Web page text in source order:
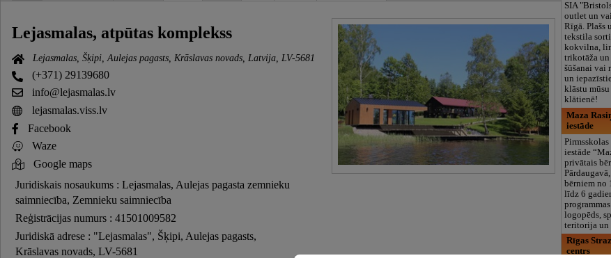
Lejasmalas, atpūtas komplekss
Lejasmalas, Šķipi, Aulejas pagasts, Krāslavas novads, Latvija, LV-5681
(+371) 29139680
info@lejasmalas.lv
lejasmalas.viss.lv
Facebook
Waze
Google maps
Juridiskais nosaukums : Lejasmalas, Aulejas pagasta zemnieku
saimniecība, Zemnieku saimniecība
Reģistrācijas numurs : 41501009582
Juridiskā adrese : "Lejasmalas", Šķipi, Aulejas pagasts,
Krāslavas novads, LV-5681
SIA
outlet un
Rīgā. Plašs
tekstila
kokvilna,
trikotāža
šūšanai vai
un
klāstu
klātienē!
Maza
iestāde
iestāde
privātais
bērniem no
līdz 6
logopēds,
teritorija un
Rīgas
centrs